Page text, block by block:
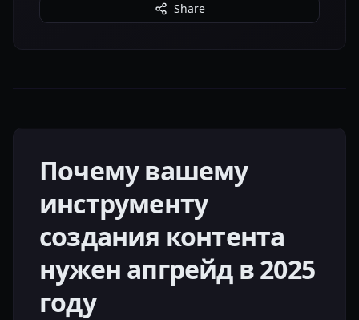
Share
Почему вашему
инструменту
создания контента
нужен апгрейд в 2025
году